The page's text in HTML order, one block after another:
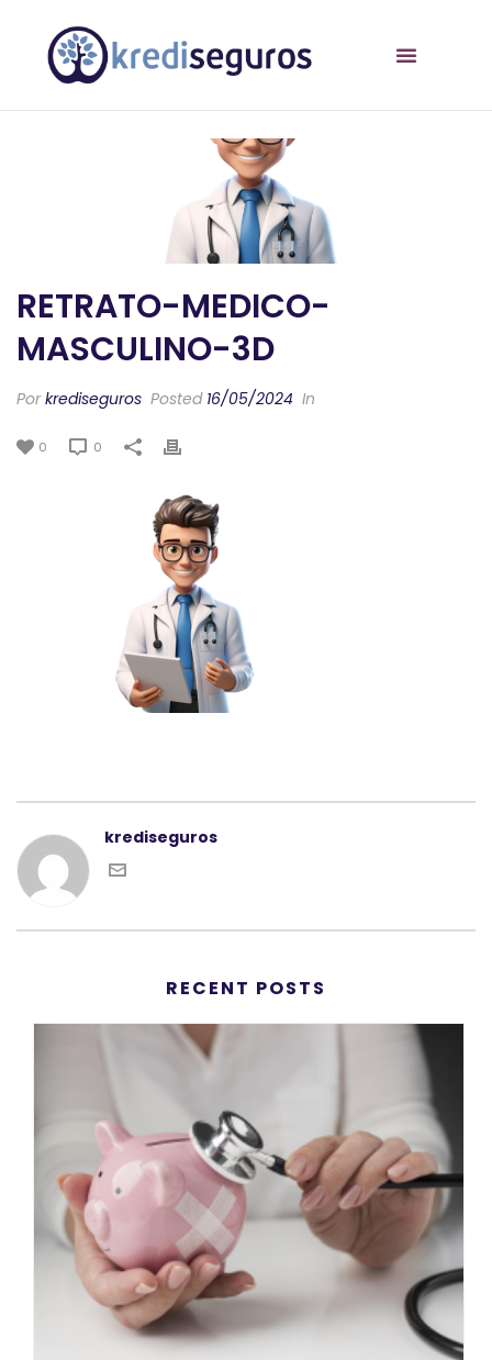
RETRATO-MEDICO-
MASCULINO-3D
Porkrediseguros Posted 16/05/2024 In
0 0
krediseguros
RECENT POSTS